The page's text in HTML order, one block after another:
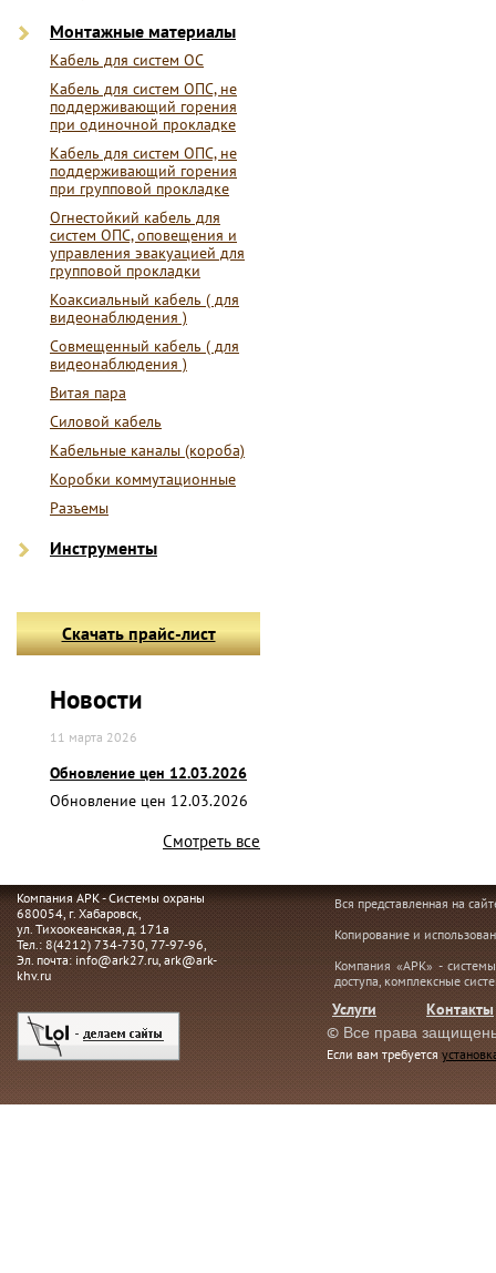
Монтажные материалы
Кабель для систем ОС
Кабель для систем ОПС, не
поддерживающий горения
при одиночной прокладке
Кабель для систем ОПС, не
поддерживающий горения
при групповой прокладке
Огнестойкий кабель для
систем ОПС, оповещения и
управления эвакуацией для
групповой прокладки
Коаксиальный кабель ( для
видеонаблюдения )
Совмещенный кабель ( для
видеонаблюдения )
Витая пара
Силовой кабель
Кабельные каналы (короба)
Коробки коммутационные
Разъемы
Инструменты
Скачать прайс-лист
Новости
11 марта 2026
Обновление цен 12.03.2026
Обновление цен 12.03.2026
Смотреть все
Компания АРК - Системы охраны
680054, г. Хабаровск,
ул. Тихоокеанская, д. 171а
Тел.: 8(4212) 734-730, 77-97-96,
Эл. почта: info@ark27.ru, ark@ark-
khv.ru
Вся представленная на
Копирование и
Компания «АРК» -
доступа, комплексные
Услуги
Контакты
© Все права
Если вам требуется